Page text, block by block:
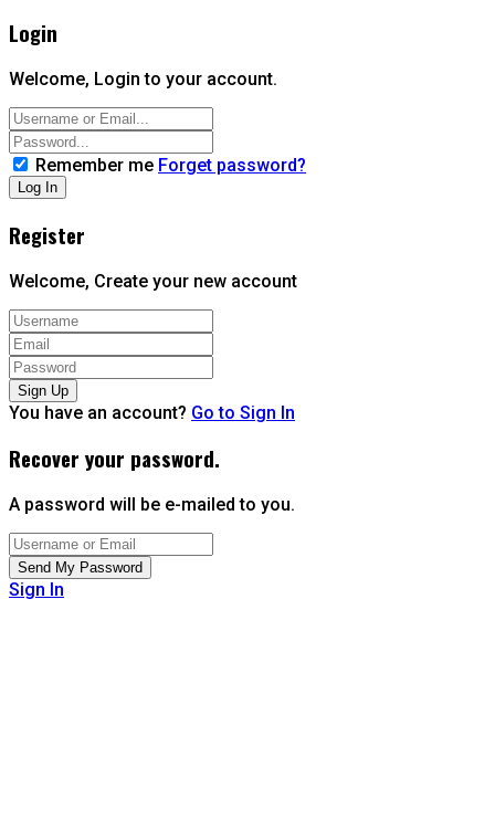
Login
Welcome, Login to your account.
Remember me Forget password?
Register
Welcome, Create your new account
You have an account? Go to Sign In
Recover your password.
A password will be e-mailed to you.
Sign In